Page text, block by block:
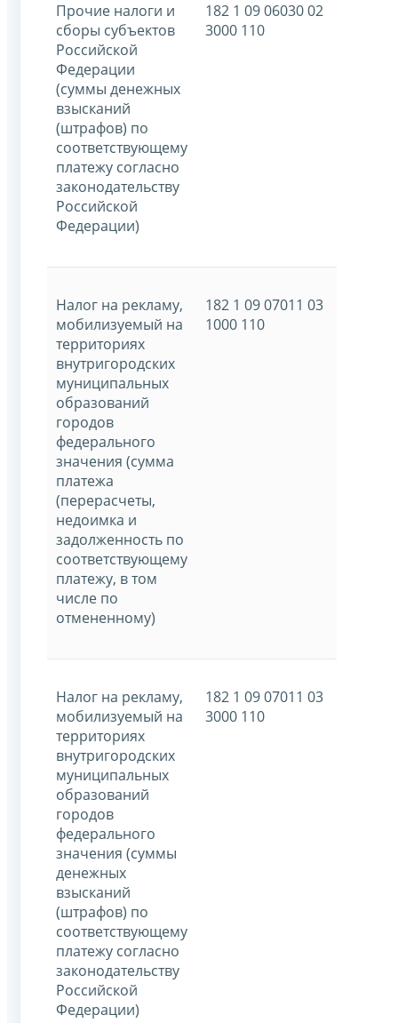
Прочие налоги и
сборы субъектов
Российской
Федерации
(суммы денежных
взысканий
(штрафов) по
соответствующему
платежу согласно
законодательству
Российской
Федерации)
182 1 09 06030 02
3000 110
Налог на рекламу,
мобилизуемый на
территориях
внутригородских
муниципальных
образований
городов
федерального
значения (сумма
платежа
(перерасчеты,
недоимка и
задолженность по
соответствующему
платежу, в том
числе по
отмененному)
182 1 09 07011 03
1000 110
Налог на рекламу,
мобилизуемый на
территориях
внутригородских
муниципальных
образований
городов
федерального
значения (суммы
денежных
взысканий
(штрафов) по
соответствующему
платежу согласно
законодательству
Российской
Федерации)
182 1 09 07011 03
3000 110